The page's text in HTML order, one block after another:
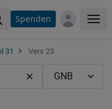
Spenden
31 Vers 23